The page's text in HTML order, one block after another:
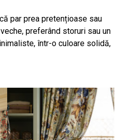
par prea pretențioase sau
preferând storuri sau un
într-o culoare solidă,